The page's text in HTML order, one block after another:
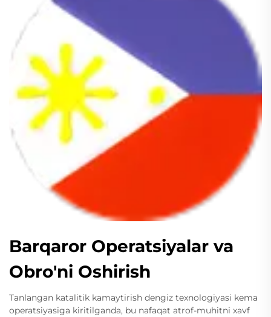
Barqaror Operatsiyalar va
Obro'ni Oshirish
Tanlangan katalitik kamaytirish dengiz texnologiyasi kema
operatsiyasiga kiritilganda, bu nafaqat atrof-muhitni xavf